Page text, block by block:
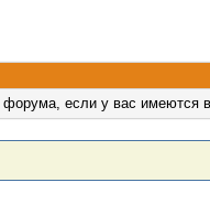
если у вас имеются